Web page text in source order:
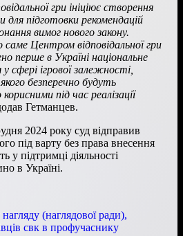
гри ініціює створення
для підготовки рекомендацій
вимог нового закону.
Центром відповідальної гри
перше в Україні національне
сфері ігрової залежності,
безперечно будуть
під час реалізації
Гетманцев.
2024 року суд відправив
під варту без права внесення
у підтримці діяльності
в Україні.
(наглядової ради),
свк в профучаснику